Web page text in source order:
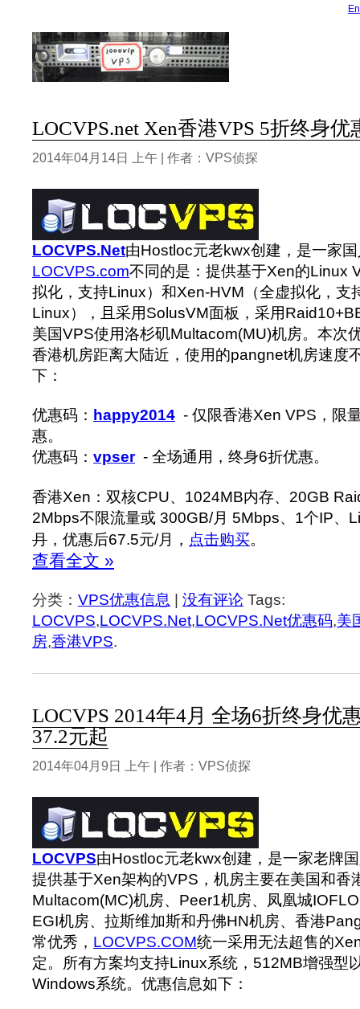
LOCVPS.net Xen香港VPS 5折终身优
2014年04月14日 上午 | 作者：VPS侦探
LOCVPS.Net由Hostloc元老kwx创建，是一家
LOCVPS.com不同的是：提供基于Xen的Linux
拟化，支持Linux）和Xen-HVM（全虚拟化，支
Linux），
且采用SolusVM面板，采用
美国VPS使用洛杉矶Multacom(MU)机房。本次
香港机房距离大陆近，使用的pangnet机房速度
下：
优惠码： happy2014 - 仅限香港Xen VPS，限
惠。
优惠码： vpser- 全场通用，终身6折优惠。
香港Xen：双核CPU、1024MB内存、20GB
2Mbps不限流量或 300GB/月 5Mbps、1个IP、
月 ，优惠后67.5元/月， 点击购买。
查看全文 »
分类： VPS优惠信息 没有评论 Tags:
LOCVPS,LOCVPS.Net,LOCVPS.Net优惠码,美
房,香港VPS.
LOCVPS 2014年4月 全场6折终身优
37.2元起
2014年04月9日 上午 | 作者：VPS侦探
LOCVPS由Hostloc元老kwx创建，是一家老牌
提供基于Xen架构的VPS，机房主要在美国和香
Multacom(MC)机房、Peer1机房、凤凰城
EGI机房、拉斯维加斯和丹佛HN机房、香港
常优秀， LOCVPS.COM统一采用无法超售的
定。所有方案均支持Linux系统，512MB增强型
Windows系统。优惠信息如下：